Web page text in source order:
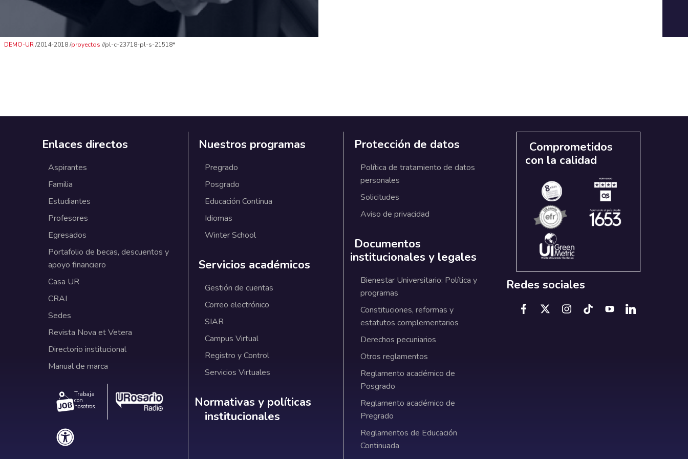
DEMO-UR 2014-2018 proyectos pl-c-23718-pl-s-21518*
Enlaces directos
Aspirantes
Familia
Estudiantes
Profesores
Egresados
Portafolio de becas, descuentos y
apoyo financiero
Casa UR
CRAI
Sedes
Revista Nova et Vetera
Directorio institucional
Manual de marca
Trabaja
con
nosotros.
Nuestros programas
Pregrado
Posgrado
Educación Continua
Idiomas
Winter School
Servicios académicos
Gestión de cuentas
Correo electrónico
SIAR
Campus Virtual
Registro y Control
Servicios Virtuales
Normativas y políticas institucionales
Normativas y políticas
institucionales
Protección de datos
Política de tratamiento de datos
personales
Solicitudes
Aviso de privacidad
Documentos
institucionales y legales
Bienestar Universitario: Política y
programas
Constituciones, reformas y
estatutos complementarios
Derechos pecuniarios
Otros reglamentos
Reglamento académico de
Posgrado
Reglamento académico de
Pregrado
Reglamentos de Educación
Continuada
Comprometidos
con la calidad
Redes sociales